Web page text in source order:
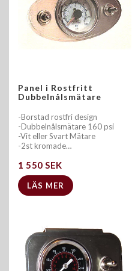
Panel i Rostfritt
Dubbelnålsmätare
-Borstad rostfri design
-Dubbelnålsmätare 160 psi
-Vit eller Svart Mätare
-2st kromade…
1 550 SEK
LÄS MER